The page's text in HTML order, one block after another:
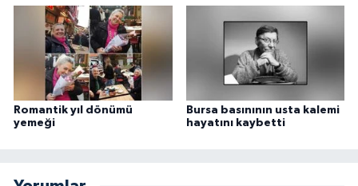
Romantik yıl dönümü
yemeği
Bursa basınının usta kalemi
hayatını kaybetti